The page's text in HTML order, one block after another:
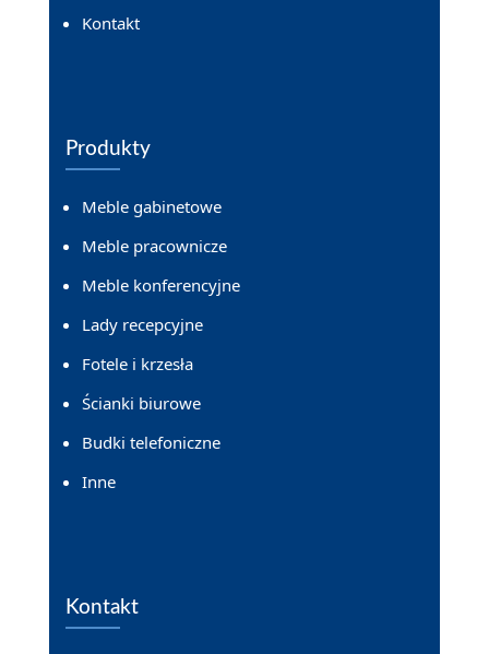
Kontakt
Produkty
Meble gabinetowe
Meble pracownicze
Meble konferencyjne
Lady recepcyjne
Fotele i krzesła
Ścianki biurowe
Budki telefoniczne
Inne
Kontakt